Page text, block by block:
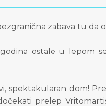
zabava tu da
ostale u lepom
spektakularan dom!
prelep